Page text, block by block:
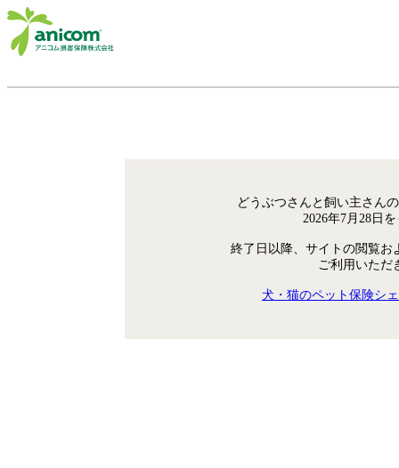
どうぶつさんと飼い主さん
2026年7月28日
終了日以降、サイトの閲覧お
ご利用いただ
犬・猫のペット保険シ